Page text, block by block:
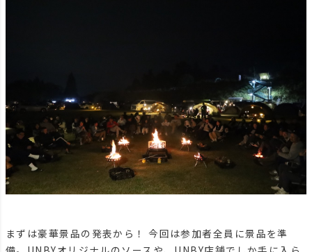
まずは豪華景品の発表から！ 今回は参加者全員に景品を準